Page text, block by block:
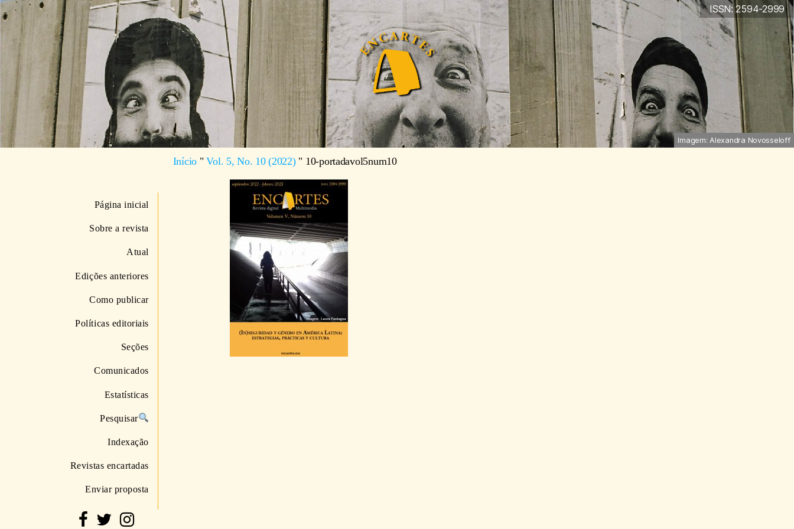
ISSN: 2594-2999
Imagem: Alexandra Novosseloff
Página inicial
Sobre a revista
Atual
Edições anteriores
Como publicar
Políticas editoriais
Seções
Comunicados
Estatísticas
Pesquisar
Indexação
Revistas encartadas
Enviar proposta
Início "Vol. 5, No. 10 (2022)" 10-portadavol5num10